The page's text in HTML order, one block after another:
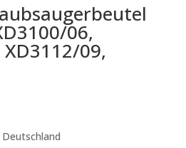
06,
09,
Deutschland